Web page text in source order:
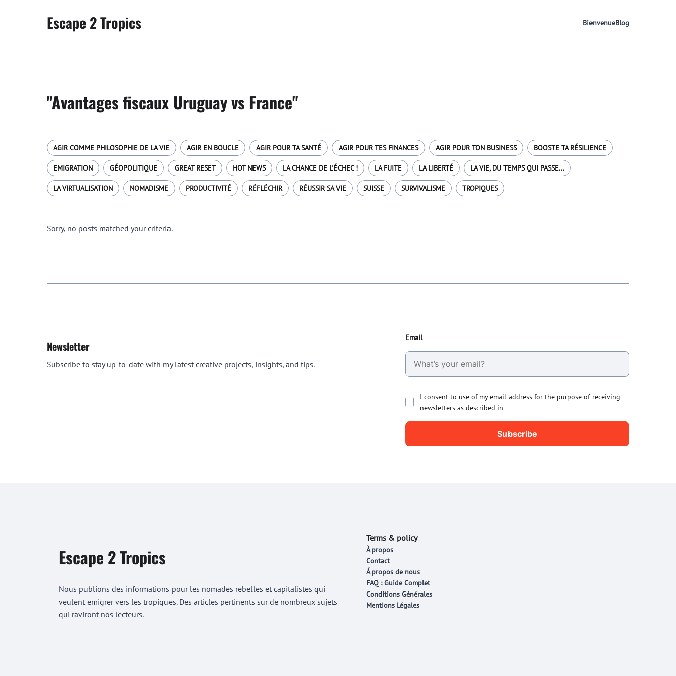
Escape 2 Tropics BienvenueBlog
"Avantages fiscaux Uruguay vs France"
AGIR COMME PHILOSOPHIE DE LA VIE AGIR EN BOUCLE AGIR POUR TA SANTÉ AGIR POUR TES FINANCES AGIR POUR TON BUSINESS BOOSTE TA RÉSILIENCE
EMIGRATION GÉOPOLITIQUE GREAT RESET HOT NEWS LA CHANCE DE L'ÉCHEC ! LA FUITE LA LIBERTÉ LA VIE, DU TEMPS QUI PASSE...
LA VIRTUALISATION NOMADISME PRODUCTIVITÉ RÉFLÉCHIR RÉUSSIR SA VIE SUISSE SURVIVALISME TROPIQUES
Sorry, no posts matched your criteria.
Newsletter
Subscribe to stay up-to-date with my latest creative projects, insights, and tips.
Email
I consent to use of my email address for the purpose of receiving
newsletters as described in
Escape 2 Tropics
Nous publions des informations pour les nomades rebelles et capitalistes qui
veulent emigrer vers les tropiques. Des articles pertinents sur de nombreux sujets
qui raviront nos lecteurs.
Terms & policy
À propos
Contact
Á propos de nous
FAQ : Guide Complet
Conditions Générales
Mentions Légales